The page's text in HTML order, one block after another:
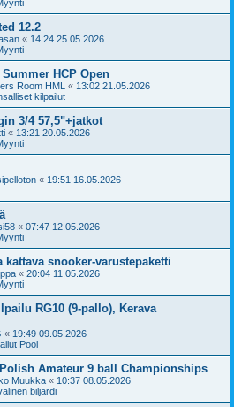
12.2
« 14:24 25.05.2026
HCP Open
Room HML « 13:02 21.05.2026
kilpailut
3/4 57,5"+jatkot
« 13:21 20.05.2026
« 19:51 16.05.2026
« 07:47 12.05.2026
kattava snooker-varustepaketti
« 20:04 11.05.2026
RG10 (9-pallo), Kerava
« 19:49 09.05.2026
Pool
Amateur 9 ball Championships
Muukka « 10:37 08.05.2026
biljardi